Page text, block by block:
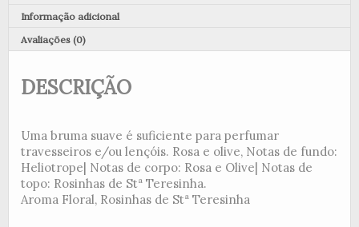
Informação adicional
Avaliações (0)
DESCRIÇÃO
Uma bruma suave é suficiente para perfumar
travesseiros e/ou lençóis. Rosa e olive, Notas de fundo:
Heliotrope| Notas de corpo: Rosa e Olive| Notas de
topo: Rosinhas de Stª Teresinha.
Aroma Floral, Rosinhas de Stª Teresinha